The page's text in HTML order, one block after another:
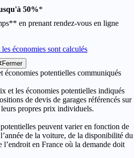
50%*
en prenant rendez-vous en ligne
économies sont calculés
Fermer
économies potentielles communiqués
et les économies potentielles indiqués
de devis de garages référencés sur
propres prix individuels.
peuvent varier en fonction de
de la voiture, de la disponibilité du
l’endroit en France où la demande doit